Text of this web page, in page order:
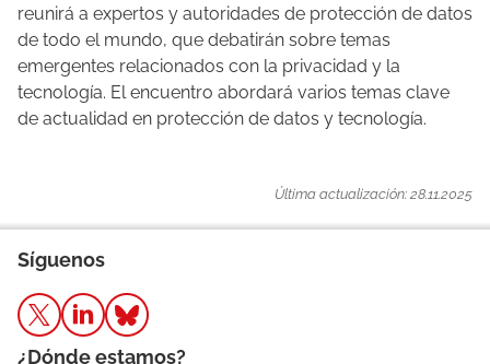
reunirá a expertos y autoridades de protección de datos
de todo el mundo, que debatirán sobre temas
emergentes relacionados con la privacidad y la
tecnología. El encuentro abordará varios temas clave
de actualidad en protección de datos y tecnología.
Última actualización: 28.11.2025
Síguenos
¿Dónde estamos?